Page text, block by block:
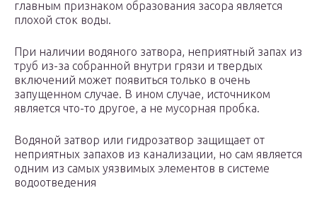
главным признаком образования засора является
плохой сток воды.
При наличии водяного затвора, неприятный запах из
труб из-за собранной внутри грязи и твердых
включений может появиться только в очень
запущенном случае. В ином случае, источником
является что-то другое, а не мусорная пробка.
Водяной затвор или гидрозатвор защищает от
неприятных запахов из канализации, но сам является
одним из самых уязвимых элементов в системе
водоотведения